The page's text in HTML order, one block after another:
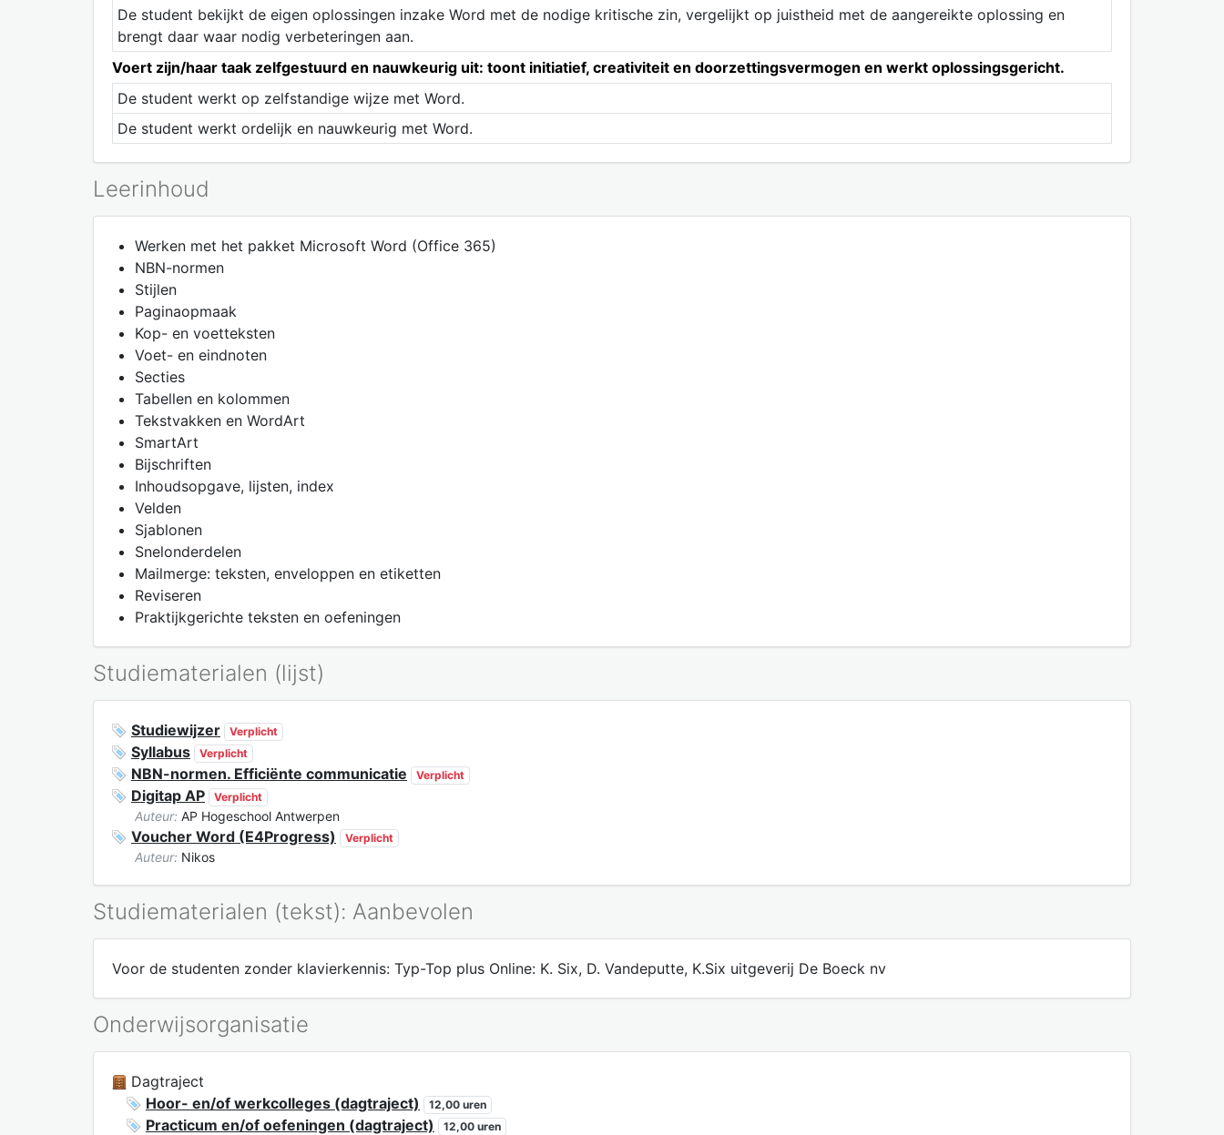
De student bekijkt de eigen oplossingen inzake Word met de nodige kritische zin, vergelijkt op juistheid met de aangereikte oplossing en
brengt daar waar nodig verbeteringen aan.
Voert zijn/haar taak zelfgestuurd en nauwkeurig uit: toont initiatief, creativiteit en doorzettingsvermogen en werkt oplossingsgericht.
De student werkt op zelfstandige wijze met Word.
De student werkt ordelijk en nauwkeurig met Word.
Leerinhoud
Werken met het pakket Microsoft Word (Office 365)
NBN-normen
Stijlen
Paginaopmaak
Kop- en voetteksten
Voet- en eindnoten
Secties
Tabellen en kolommen
Tekstvakken en WordArt
SmartArt
Bijschriften
Inhoudsopgave, lijsten, index
Velden
Sjablonen
Snelonderdelen
Mailmerge: teksten, enveloppen en etiketten
Reviseren
Praktijkgerichte teksten en oefeningen
Studiematerialen (lijst)
Studiewijzer Verplicht
Syllabus Verplicht
NBN-normen. Efficiënte communicatie Verplicht
Digitap AP Verplicht
Auteur: AP Hogeschool Antwerpen
Voucher Word (E4Progress) Verplicht
Auteur: Nikos
Studiematerialen (tekst): Aanbevolen
Voor de studenten zonder klavierkennis: Typ-Top plus Online: K. Six, D. Vandeputte, K.Six uitgeverij De Boeck nv
Onderwijsorganisatie
Dagtraject
Hoor- en/of werkcolleges (dagtraject)
12,00 uren
Practicum en/of oefeningen (dagtraject) 12,00 uren